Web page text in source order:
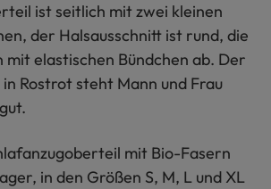
ist seitlich mit zwei kleinen
der Halsausschnitt ist rund, die
mit elastischen Bündchen ab. Der
Rostrot steht Mann und Frau
mit Bio-Fasern
in den Größen S, M, L und XL